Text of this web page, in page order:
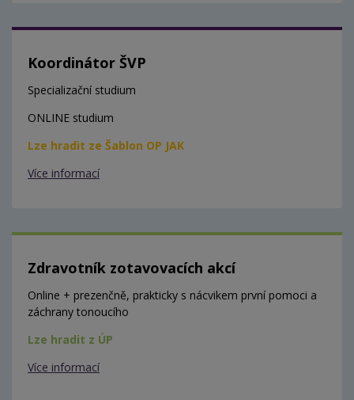
Koordinátor ŠVP
Specializační studium
ONLINE studium
Lze hradit ze Šablon OP JAK
Více informací
Zdravotník zotavovacích akcí
Online + prezenčně, prakticky s nácvikem první pomoci a
záchrany tonoucího
Lze hradit z ÚP
Více informací